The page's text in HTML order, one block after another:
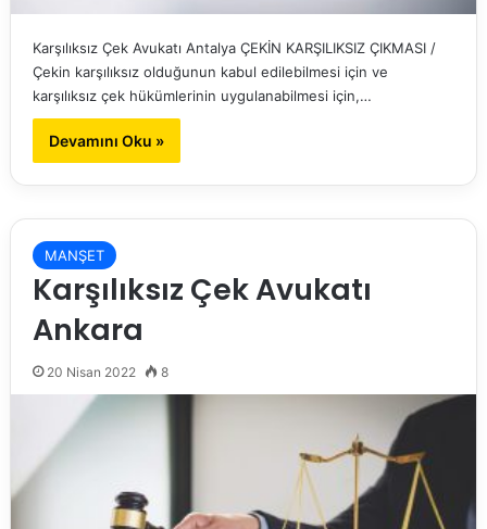
Karşılıksız Çek Avukatı Antalya ÇEKİN KARŞILIKSIZ ÇIKMASI /
Çekin karşılıksız olduğunun kabul edilebilmesi için ve
karşılıksız çek hükümlerinin uygulanabilmesi için,…
Devamını Oku »
MANŞET
Karşılıksız Çek Avukatı
Ankara
20 Nisan 2022 8